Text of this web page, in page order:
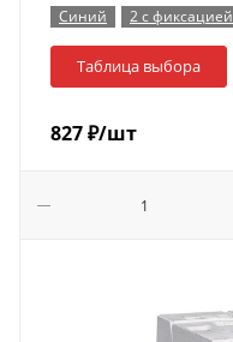
Синий
2 с фиксацией
Таблица выбора
827₽/шт